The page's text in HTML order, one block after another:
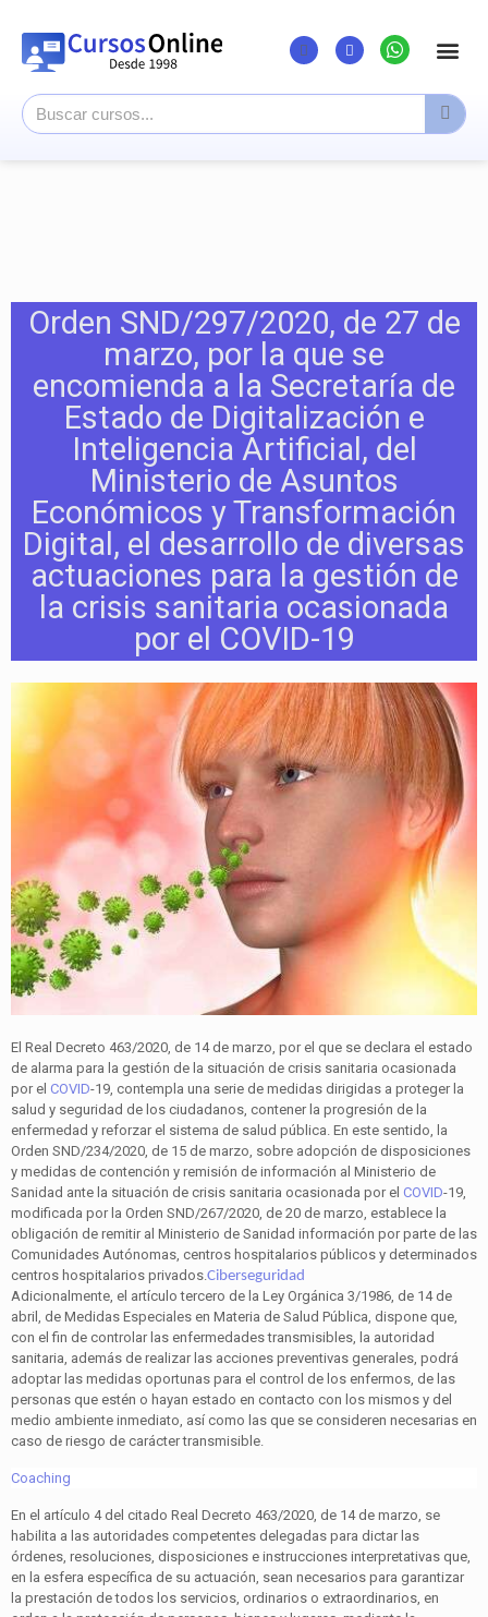
Orden SND/297/2020, de 27 de
marzo, por la que se
encomienda a la Secretaría de
Estado de Digitalización e
Inteligencia Artificial, del
Ministerio de Asuntos
Económicos y Transformación
Digital, el desarrollo de diversas
actuaciones para la gestión de
la crisis sanitaria ocasionada
por el COVID-19
El Real Decreto 463/2020, de 14 de marzo, por el que se declara el estado
de alarma para la gestión de la situación de crisis sanitaria ocasionada
por el COVID-19, contempla una serie de medidas dirigidas a proteger la
salud y seguridad de los ciudadanos, contener la progresión de la
enfermedad y reforzar el sistema de salud pública. En este sentido, la
Orden SND/234/2020, de 15 de marzo, sobre adopción de disposiciones
y medidas de contención y remisión de información al Ministerio de
Sanidad ante la situación de crisis sanitaria ocasionada por el COVID-19,
modificada por la Orden SND/267/2020, de 20 de marzo, establece la
obligación de remitir al Ministerio de Sanidad información por parte de las
Comunidades Autónomas, centros hospitalarios públicos y determinados
centros hospitalarios privados. Ciberseguridad
Adicionalmente, el artículo tercero de la Ley Orgánica 3/1986, de 14 de
abril, de Medidas Especiales en Materia de Salud Pública, dispone que,
con el fin de controlar las enfermedades transmisibles, la autoridad
sanitaria, además de realizar las acciones preventivas generales, podrá
adoptar las medidas oportunas para el control de los enfermos, de las
personas que estén o hayan estado en contacto con los mismos y del
medio ambiente inmediato, así como las que se consideren necesarias en
caso de riesgo de carácter transmisible.
Coaching
En el artículo 4 del citado Real Decreto 463/2020, de 14 de marzo, se
habilita a las autoridades competentes delegadas para dictar las
órdenes, resoluciones, disposiciones e instrucciones interpretativas que,
en la esfera específica de su actuación, sean necesarios para garantizar
la prestación de todos los servicios, ordinarios o extraordinarios, en